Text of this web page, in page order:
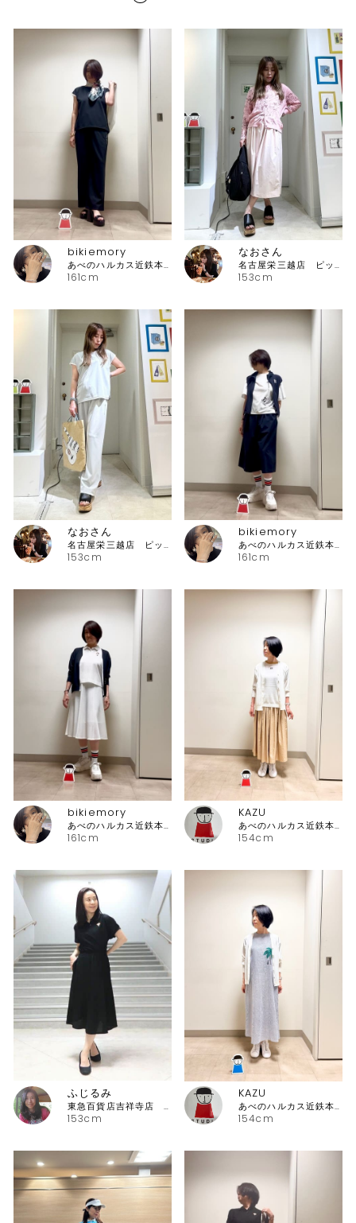
161cm
bikiemory
あべのハルカス近鉄本店 ピッコーネ
153cm
なおさん
名古屋栄三越店 ピッコーネ
153cm
なおさん
名古屋栄三越店 ピッコーネ
161cm
bikiemory
あべのハルカス近鉄本店 ピッコーネ
161cm
bikiemory
あべのハルカス近鉄本店 ピッコーネ
154cm
KAZU
あべのハルカス近鉄本店 ピッコーネ
153cm
ふじるみ
東急百貨店吉祥寺店 ピッコーネ
154cm
KAZU
あべのハルカス近鉄本店 ピッコーネ